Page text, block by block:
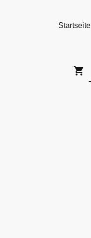
Startseite